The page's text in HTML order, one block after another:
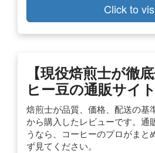
Click to
【現役焙煎士が徹
ヒー豆の通販サイ
焙煎士が品質、価格、配送の基
から購入したレビューです。通
うなら、コーヒーのプロがまと
ず見てください。